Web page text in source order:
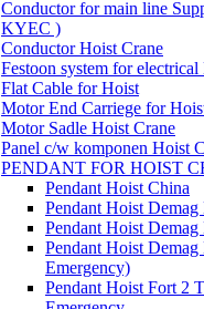
Conductor for main line
KYEC )
Conductor Hoist Crane
Festoon system for
Flat Cable for Hoist
Motor End Carriege for
Motor Sadle Hoist Crane
Panel c/w komponen Hoist
PENDANT FOR HOIST
Pendant Hoist China
Pendant Hoist Demag
Pendant Hoist
Pendant Hoist
Emergency)
Pendant Hoist Fort 2